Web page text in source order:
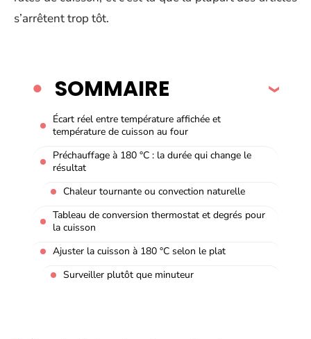
s’arrêtent trop tôt.
SOMMAIRE
Écart réel entre température affichée et
température de cuisson au four
Préchauffage à 180 °C : la durée qui change le
résultat
Chaleur tournante ou convection naturelle
Tableau de conversion thermostat et degrés pour
la cuisson
Ajuster la cuisson à 180 °C selon le plat
Surveiller plutôt que minuteur